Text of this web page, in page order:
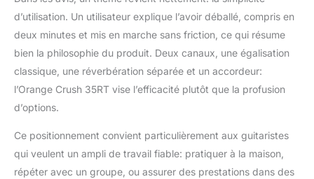
d’utilisation. Un utilisateur explique l’avoir déballé, compris en
deux minutes et mis en marche sans friction, ce qui résume
bien la philosophie du produit. Deux canaux, une égalisation
classique, une réverbération séparée et un accordeur:
l’Orange Crush 35RT vise l’efficacité plutôt que la profusion
d’options.
Ce positionnement convient particulièrement aux guitaristes
qui veulent un ampli de travail fiable: pratiquer à la maison,
répéter avec un groupe, ou assurer des prestations dans des